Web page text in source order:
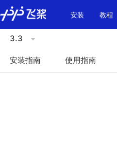
\u200E
安装
教程
3.3
安装指南 使用指南